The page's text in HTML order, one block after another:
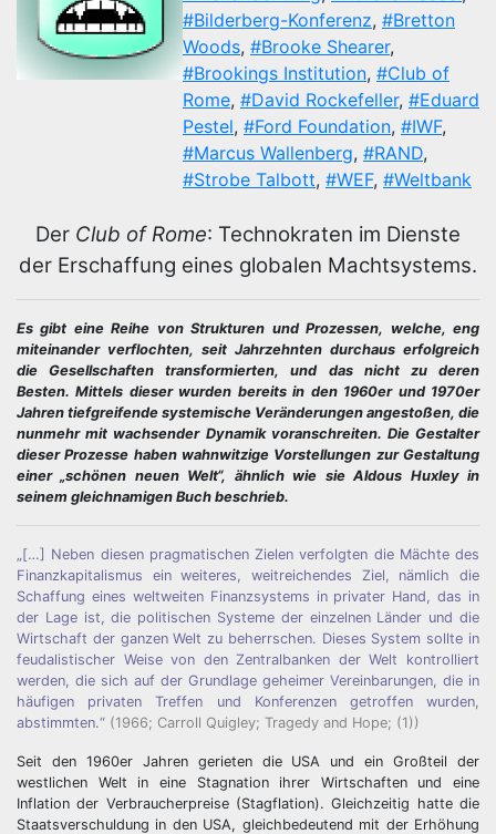
#Bilderberg-Konferenz, #Bretton
Woods, #Brooke Shearer,
#Brookings Institution, #Club of
Rome, #David Rockefeller, #Eduard
Pestel, #Ford Foundation, #IWF,
#Marcus Wallenberg, #RAND,
#Strobe Talbott, #WEF, #Weltbank
Der Club of Rome: Technokraten im Dienste
der Erschaffung eines globalen Machtsystems.
Es gibt eine Reihe von Strukturen und Prozessen, welche, eng
miteinander verflochten, seit Jahrzehnten durchaus erfolgreich
die Gesellschaften transformierten, und das nicht zu deren
Besten. Mittels dieser wurden bereits in den 1960er und 1970er
Jahren tiefgreifende systemische Veränderungen angestoßen, die
nunmehr mit wachsender Dynamik voranschreiten. Die Gestalter
dieser Prozesse haben wahnwitzige Vorstellungen zur Gestaltung
einer „schönen neuen Welt“, ähnlich wie sie Aldous Huxley in
seinem gleichnamigen Buch beschrieb.
„[…] Neben diesen pragmatischen Zielen verfolgten die Mächte des
Finanzkapitalismus ein weiteres, weitreichendes Ziel, nämlich die
Schaffung eines weltweiten Finanzsystems in privater Hand, das in
der Lage ist, die politischen Systeme der einzelnen Länder und die
Wirtschaft der ganzen Welt zu beherrschen. Dieses System sollte in
feudalistischer Weise von den Zentralbanken der Welt kontrolliert
werden, die sich auf der Grundlage geheimer Vereinbarungen, die in
häufigen privaten Treffen und Konferenzen getroffen wurden,
abstimmten.“ (1966; Carroll Quigley; Tragedy and Hope; (1))
Seit den 1960er Jahren gerieten die USA und ein Großteil der
westlichen Welt in eine Stagnation ihrer Wirtschaften und eine
Inflation der Verbraucherpreise (Stagflation). Gleichzeitig hatte die
Staatsverschuldung in den USA, gleichbedeutend mit der Erhöhung